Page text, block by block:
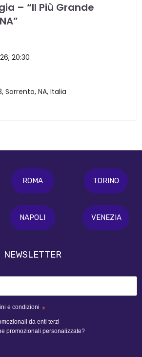
– “Il Più Grande
Sorrento, NA, Italia
, 20:30
ROMA TORINO
NAPOLI VENEZIA
NEWSLETTER
e condizioni *
da enti terzi
promozionali personalizzate?